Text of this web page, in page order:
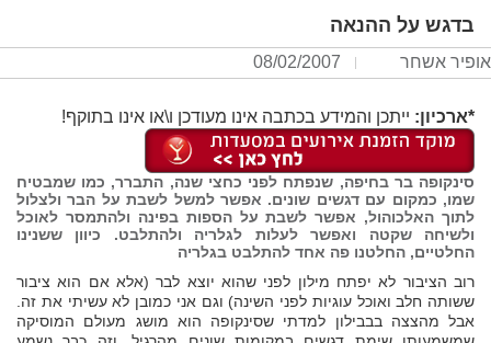
בדגש על ההנאה
אופיר אשחר 08/02/2007
*ארכיון: ייתכן והמידע בכתבה אינו מעודכן ו\או אינו בתוקף!
סינקופה בר בחיפה, שנפתח לפני כחצי שנה, התברר, כמו שמבטיח
שמו, כמקום עם דגשים שונים. אפשר למשל לשבת על הבר ולצלול
לתוך האלכוהול, אפשר לשבת על הספות בפינה ולהתמסר לאוכל
ולשיחה שקטה ואפשר לעלות לגלריה ולהתלבט. כיוון ששנינו
החלטיים, החלטנו פה אחד להתלבט בגלריה
רוב הציבור לא יפתח מילון לפני שהוא יוצא לבר (אלא אם הוא ציבור
ששותה חלב ואוכל עוגיות לפני השינה) וגם אני כמובן לא עשיתי את זה.
אבל מהצצה בבבילון למדתי שסינקופה הוא מושג מעולם המוסיקה